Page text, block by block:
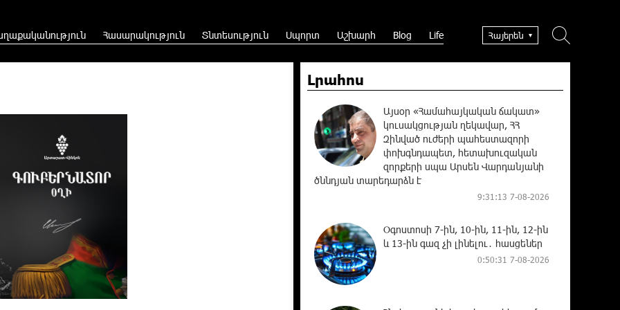
Հասարակություն Տնտեսություն Սպորտ Աշխարհ Blog Life Հայերեն
Լրահոս
Այսօր «Համահայկական ճակատ»
կուսակցության ղեկավար, ՀՀ
Զինված ուժերի պահեստազորի
փոխգնդապետ, հետախուզական
զորքերի սպա Արսեն Վարդանյանի
ծննդյան տարեդարձն է
9:31:13 7-08-2026
Օգոստոսի 7-ին, 10-ին, 11-ին, 12-ին
և 13-ին գազ չի լինելու․ հասցեներ
0:50:31 7-08-2026